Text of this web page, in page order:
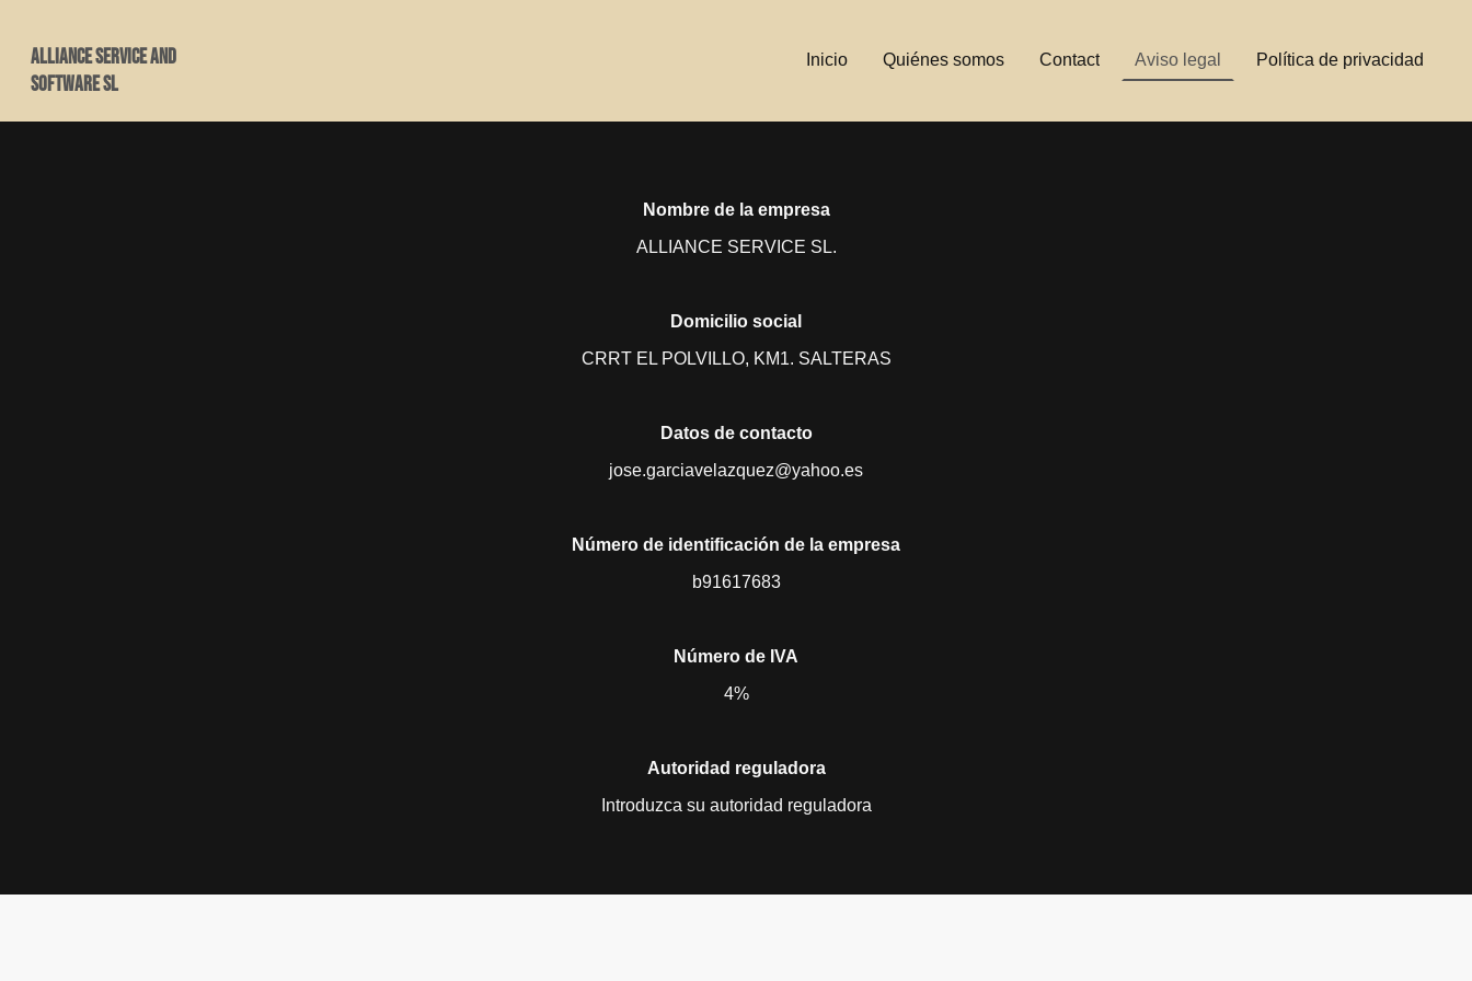
Alliance Service and
Software SL
Inicio Quiénes somos Contact Aviso legal Política de privacidad
Nombre de la empresa
ALLIANCE SERVICE SL.
Domicilio social
CRRT EL POLVILLO, KM1. SALTERAS
Datos de contacto
jose.garciavelazquez@yahoo.es
Número de identificación de la empresa
b91617683
Número de IVA
4%
Autoridad reguladora
Introduzca su autoridad reguladora